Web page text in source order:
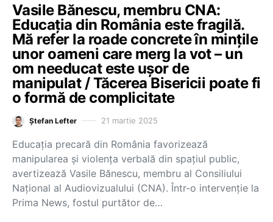
Vasile Bănescu, membru CNA:
Educația din România este fragilă.
Mă refer la roade concrete în mințile
unor oameni care merg la vot – un
om needucat este ușor de
manipulat / Tăcerea Bisericii poate fi
o formă de complicitate
Ștefan Lefter 21 martie 2025
Educația precară din România favorizează
manipularea și violența verbală din spațiul public,
avertizează Vasile Bănescu, membru al Consiliului
Național al Audiovizualului (CNA). Într-o intervenție la
Prima News, fostul purtător de…